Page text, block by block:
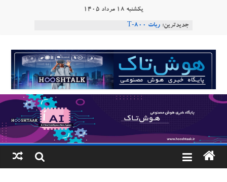
یکشنبه ۱۸ مرداد ۱۴۰۵
جدیدترین: ربات T‑800
دستاورد تازه ایلان ماسک؛ هوش مصنوعی با لهجه
طبیعی فارسی
ربات «Aru» محصول شرکت فرانسوی Nio
Robotics
هوشتاک
پایگاه
خبری
هوش